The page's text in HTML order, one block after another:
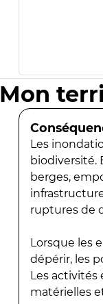
Mon
Les
biodiversité.
berges,
ruptures de
Lorsque les
dépérir, les
Les
matérielles